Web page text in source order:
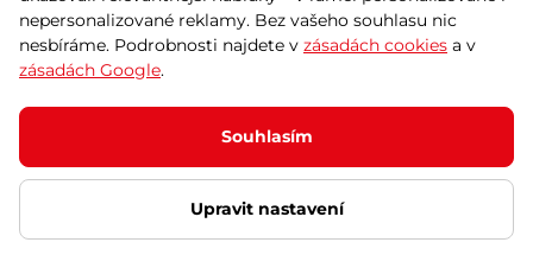
© 2026 SEVEN SPORT s.r.o Všechna práva vyhrazena
Podle zákona o evidenci tržeb je prodávající povinen vystavit
kupujícímu účtenku.
Zároveň je povinen zaevidovat přijatou tržbu u správce daně online; v
případě technického výpadku pak nejpozději do 48 hodin.
Ochrana osobních údajů Nastavení cookies Vnitřní oznamovací
systém Prohlášení přístupnosti
nepersonalizované reklamy. Bez vašeho souhlasu nic
nesbíráme. Podrobnosti najdete v zásadách cookies a v
zásadách Google.
Souhlasím
Upravit nastavení